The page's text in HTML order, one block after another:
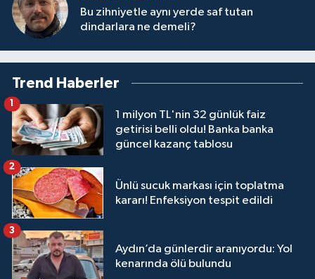
Bu zihniyetle aynı yerde saf tutan
dindarlara ne demeli?
Trend Haberler
1 milyon TL'nin 32 günlük faiz
getirisi belli oldu! Banka banka
güncel kazanç tablosu
1
Ünlü sucuk markası için toplatma
kararı! Enfeksiyon tespit edildi
2
Aydın’da günlerdir aranıyordu: Yol
kenarında ölü bulundu
3